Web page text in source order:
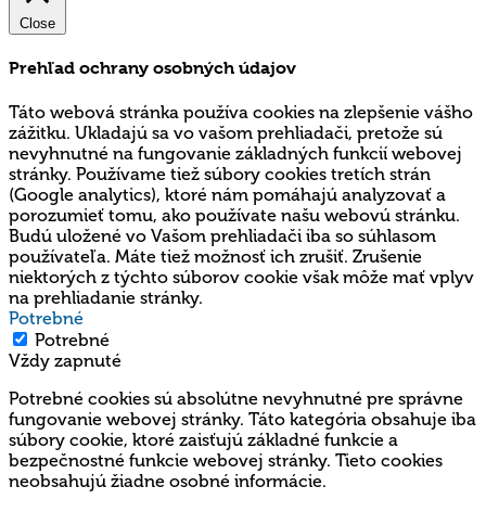
Close
Prehľad ochrany osobných údajov
Táto webová stránka používa cookies na zlepšenie vášho
zážitku. Ukladajú sa vo vašom prehliadači, pretože sú
nevyhnutné na fungovanie základných funkcií webovej
stránky. Používame tiež súbory cookies tretích strán
(Google analytics), ktoré nám pomáhajú analyzovať a
porozumieť tomu, ako používate našu webovú stránku.
Budú uložené vo Vašom prehliadači iba so súhlasom
používateľa. Máte tiež možnosť ich zrušiť. Zrušenie
niektorých z týchto súborov cookie však môže mať vplyv
na prehliadanie stránky.
Potrebné
Potrebné
Vždy zapnuté
Potrebné cookies sú absolútne nevyhnutné pre správne
fungovanie webovej stránky. Táto kategória obsahuje iba
súbory cookie, ktoré zaisťujú základné funkcie a
bezpečnostné funkcie webovej stránky. Tieto cookies
neobsahujú žiadne osobné informácie.